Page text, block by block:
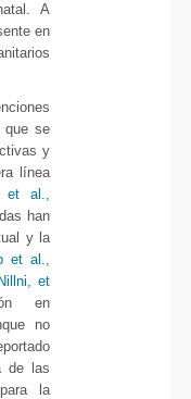
A
en
que se
y
línea
et al.,
han
y la
et al.,
Nillni, et
en
no
de las
la